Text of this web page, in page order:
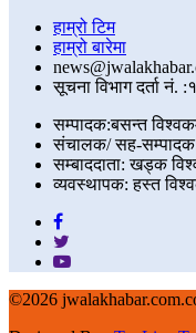
हाम्रो टिम
हाम्रो बारेमा
सूचना विभाग दर्ता
सम्पादक:बसन्त
संचालक/ सह-सम्पादक:
सम्बाददाता: खड्क
व्यवस्थापक: हस्त
©2026